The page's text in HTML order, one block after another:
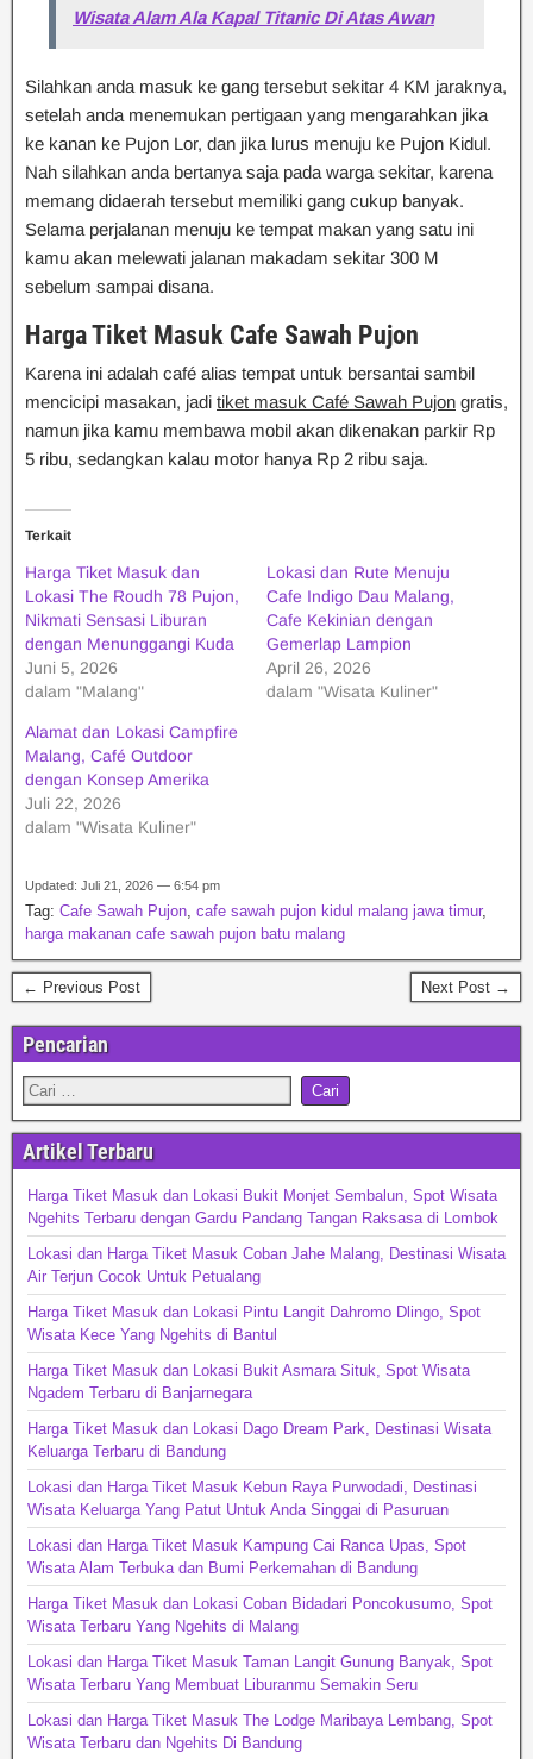
Wisata Alam Ala Kapal Titanic Di Atas Awan
Silahkan anda masuk ke gang tersebut sekitar 4 KM jaraknya,
setelah anda menemukan pertigaan yang mengarahkan jika
ke kanan ke Pujon Lor, dan jika lurus menuju ke Pujon Kidul.
Nah silahkan anda bertanya saja pada warga sekitar, karena
memang didaerah tersebut memiliki gang cukup banyak.
Selama perjalanan menuju ke tempat makan yang satu ini
kamu akan melewati jalanan makadam sekitar 300 M
sebelum sampai disana.
Harga Tiket Masuk Cafe Sawah Pujon
Karena ini adalah café alias tempat untuk bersantai sambil
mencicipi masakan, jadi tiket masuk Café Sawah Pujon gratis,
namun jika kamu membawa mobil akan dikenakan parkir Rp
5 ribu, sedangkan kalau motor hanya Rp 2 ribu saja.
Terkait
Harga Tiket Masuk dan
Lokasi The Roudh 78 Pujon,
Nikmati Sensasi Liburan
dengan Menunggangi Kuda
Juni 5, 2026
dalam "Malang"
Lokasi dan Rute Menuju
Cafe Indigo Dau Malang,
Cafe Kekinian dengan
Gemerlap Lampion
April 26, 2026
dalam "Wisata Kuliner"
Alamat dan Lokasi Campfire
Malang, Café Outdoor
dengan Konsep Amerika
Juli 22, 2026
dalam "Wisata Kuliner"
Updated: Juli 21, 2026 — 6:54 pm
Tag: Cafe Sawah Pujon, cafe sawah pujon kidul malang jawa timur,
harga makanan cafe sawah pujon batu malang
← Previous Post Next Post →
Pencarian
Artikel Terbaru
Harga Tiket Masuk dan Lokasi Bukit Monjet Sembalun, Spot Wisata
Ngehits Terbaru dengan Gardu Pandang Tangan Raksasa di Lombok
Lokasi dan Harga Tiket Masuk Coban Jahe Malang, Destinasi Wisata
Air Terjun Cocok Untuk Petualang
Harga Tiket Masuk dan Lokasi Pintu Langit Dahromo Dlingo, Spot
Wisata Kece Yang Ngehits di Bantul
Harga Tiket Masuk dan Lokasi Bukit Asmara Situk, Spot Wisata
Ngadem Terbaru di Banjarnegara
Harga Tiket Masuk dan Lokasi Dago Dream Park, Destinasi Wisata
Keluarga Terbaru di Bandung
Lokasi dan Harga Tiket Masuk Kebun Raya Purwodadi, Destinasi
Wisata Keluarga Yang Patut Untuk Anda Singgai di Pasuruan
Lokasi dan Harga Tiket Masuk Kampung Cai Ranca Upas, Spot
Wisata Alam Terbuka dan Bumi Perkemahan di Bandung
Harga Tiket Masuk dan Lokasi Coban Bidadari Poncokusumo, Spot
Wisata Terbaru Yang Ngehits di Malang
Lokasi dan Harga Tiket Masuk Taman Langit Gunung Banyak, Spot
Wisata Terbaru Yang Membuat Liburanmu Semakin Seru
Lokasi dan Harga Tiket Masuk The Lodge Maribaya Lembang, Spot
Wisata Terbaru dan Ngehits Di Bandung